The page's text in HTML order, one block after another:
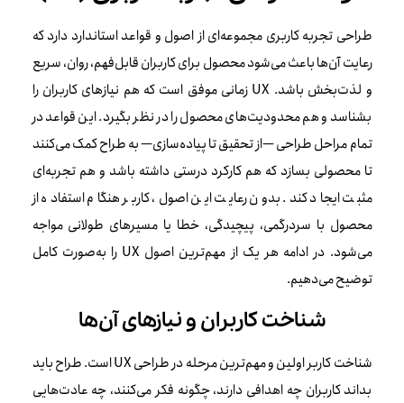
طراحی تجربه کاربری مجموعه‌ای از اصول و قواعد استاندارد دارد که
رعایت آن‌ها باعث می‌شود محصول برای کاربران قابل‌فهم، روان، سریع
و لذت‌بخش باشد. UX زمانی موفق است که هم نیازهای کاربران را
بشناسد و هم محدودیت‌های محصول را در نظر بگیرد. این قواعد در
تمام مراحل طراحی —از تحقیق تا پیاده‌سازی— به طراح کمک می‌کنند
تا محصولی بسازد که هم کارکرد درستی داشته باشد و هم تجربه‌ای
مثبت ایجاد کند. بدون رعایت این اصول، کاربر هنگام استفاده از
محصول با سردرگمی، پیچیدگی، خطا یا مسیرهای طولانی مواجه
می‌شود. در ادامه هر یک از مهم‌ترین اصول UX را به‌صورت کامل
توضیح می‌دهیم.
شناخت کاربران و نیازهای آن‌ها
شناخت کاربر اولین و مهم‌ترین مرحله در طراحی UX است. طراح باید
بداند کاربران چه اهدافی دارند، چگونه فکر می‌کنند، چه عادت‌هایی